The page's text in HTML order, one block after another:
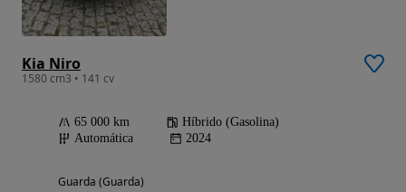
Kia Niro
1580 cm3 • 141 cv
65 000 km
Híbrido (Gasolina)
Automática
2024
Guarda (Guarda)